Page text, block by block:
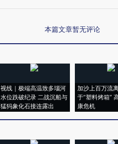
本篇文章暂无评论
视线｜极端高温致多瑙河
水位跌破纪录 二战沉船与
猛犸象化石接连露出
加沙上百万流
于“塑料烤箱”
康危机